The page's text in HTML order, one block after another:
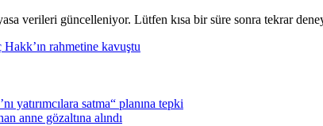
verileri güncelleniyor. Lütfen kısa bir süre sonra tekrar
rahmetine kavuştu
yatırımcılara satma“ planına tepki
anne gözaltına alındı